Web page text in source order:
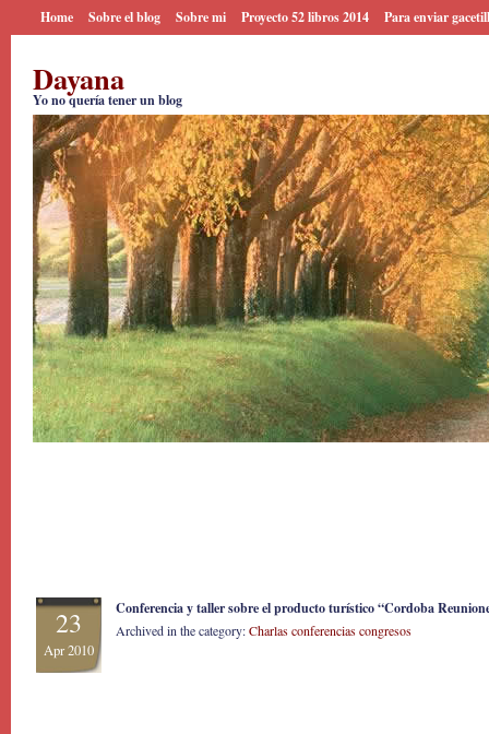
Home Sobre el blog Sobre mi Proyecto 52 libros 2014 Para enviar
Dayana
Yo no quería tener un blog
23
Apr 2010
Conferencia y taller sobre el producto turístico “Cordoba
Archived in the category:Charlas conferencias congresos